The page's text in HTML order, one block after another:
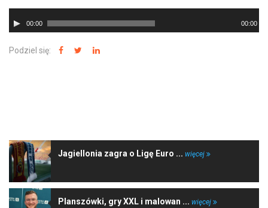
plików
dźwiękowych
00:00 00:00
Podziel się:
Jagiellonia zagra o Ligę Euro ... więcej
Planszówki, gry XXL i malowan ... więcej